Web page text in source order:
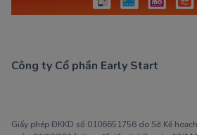
Công ty Cổ phần Early Start
Giấy phép ĐKKD số 0106651756 do Sở Kế